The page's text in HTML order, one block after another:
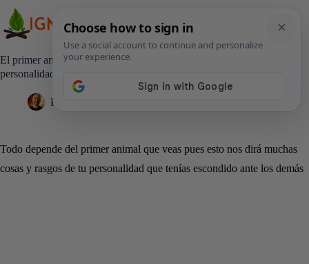
contenido
El primer animal que veas primero revelará mucho sobre tu
personalidad
Pedro Lisperguer
Todo depende del primer animal que veas pues esto nos dirá muchas
cosas y rasgos de tu personalidad que tenías escondido ante los demás